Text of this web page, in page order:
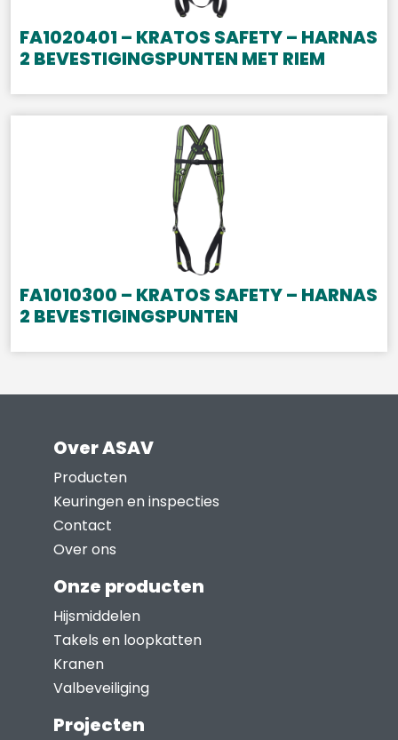
FA1020401 – KRATOS SAFETY – HARNAS
2 BEVESTIGINGSPUNTEN MET RIEM
FA1010300 – KRATOS SAFETY – HARNAS
2 BEVESTIGINGSPUNTEN
Over ASAV
Producten
Keuringen en inspecties
Contact
Over ons
Onze producten
Hijsmiddelen
Takels en loopkatten
Kranen
Valbeveiliging
Projecten